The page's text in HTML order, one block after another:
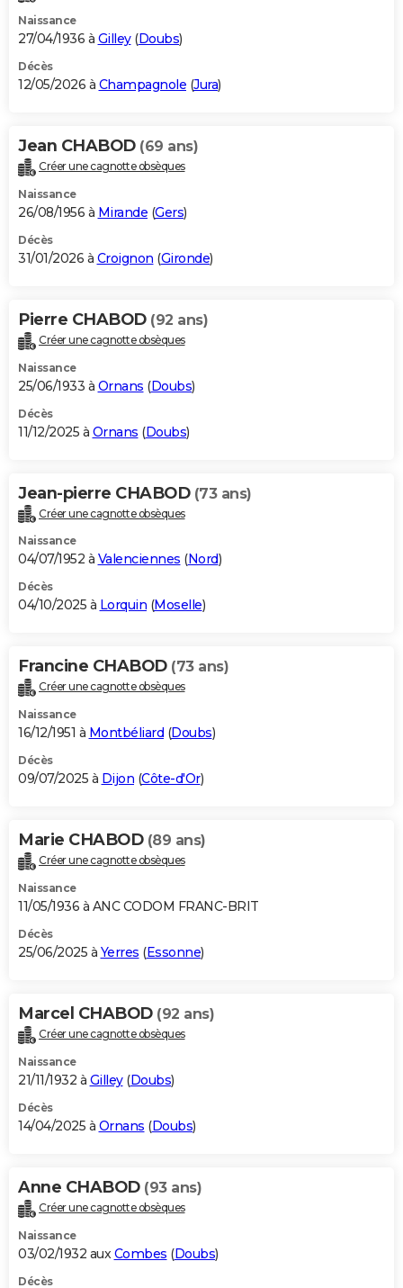
Dictionnaire
Biographies
Citations
Expressions
Proverbes
PROGRAMME TV
S'inscrire
Se connecter
Lycées
Collèges
Primaires
Universités
Entreprises
Service militaire
Avis de recherche
AVIS DE DÉCÈS
Bricolage
Lifestyle
Culture
Sport
Auto
Television
Voyage
Cinema
Naissance
27/04/1936 à Gilley(Doubs)
Décès
12/05/2026 à Champagnole (Jura)
Jean CHABOD (69 ans)
Créer une cagnotte obsèques
Naissance
26/08/1956 à Mirande (Gers)
Décès
31/01/2026 à Croignon (Gironde)
Pierre CHABOD (92 ans)
Créer une cagnotte obsèques
Naissance
25/06/1933 à Ornans (Doubs)
Décès
11/12/2025 à Ornans (Doubs)
Jean-pierre CHABOD (73 ans)
Créer une cagnotte obsèques
Naissance
04/07/1952 à Valenciennes (Nord)
Décès
04/10/2025 à Lorquin (Moselle)
Francine CHABOD (73 ans)
Créer une cagnotte obsèques
Naissance
16/12/1951 à Montbéliard (Doubs)
Décès
09/07/2025 à Dijon (Côte-d'Or)
Marie CHABOD (89 ans)
Créer une cagnotte obsèques
Naissance
11/05/1936 à ANC CODOM FRANC-BRIT
Décès
25/06/2025 à Yerres (Essonne)
Marcel CHABOD (92 ans)
Créer une cagnotte obsèques
Naissance
21/11/1932 à Gilley(Doubs)
Décès
14/04/2025 à Ornans (Doubs)
Anne CHABOD (93 ans)
Créer une cagnotte obsèques
Naissance
03/02/1932 auxCombes (Doubs)
Décès